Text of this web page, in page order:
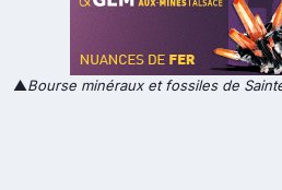
▲Bourse minéraux et fossiles de